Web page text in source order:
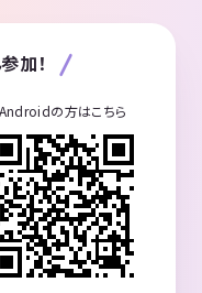
加！
Androidの方はこちら